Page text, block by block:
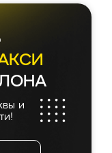
и